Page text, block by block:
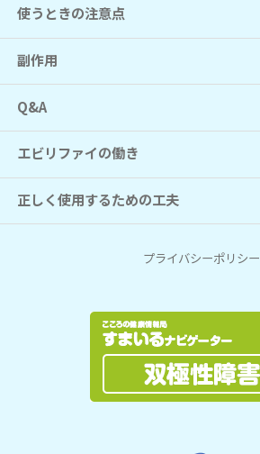
使うときの注意点
副作用
Q&A
エビリファイの働き
正しく使用するための工夫
プライバシーポリシー